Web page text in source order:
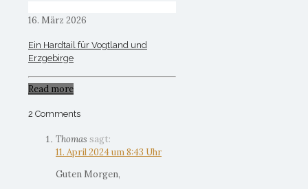
16. März 2026
Ein Hardtail für Vogtland und
Erzgebirge
Read more
2 Comments
Thomas sagt:
11. April 2024 um 8:43 Uhr
Guten Morgen,